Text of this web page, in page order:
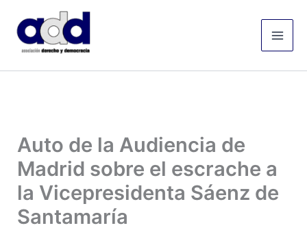
contenido
Auto de la Audiencia de
Madrid sobre el escrache a
la Vicepresidenta Sáenz de
Santamaría